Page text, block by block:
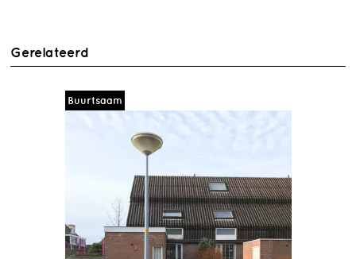
Gerelateerd
Buurtsaam